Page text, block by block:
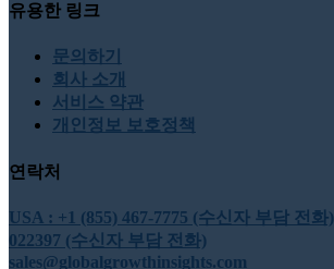
유용한 링크
문의하기
회사 소개
서비스 약관
개인정보 보호정책
연락처
USA : +1 (855) 467-7775 (수신자 부담 전화)
022397 (수신자 부담 전화)
sales@globalgrowthinsights.com